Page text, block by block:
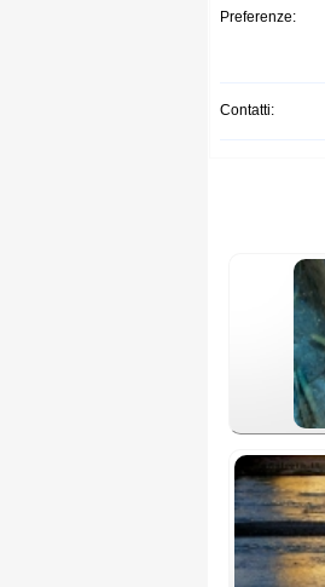
Preferenze:
Contatti: